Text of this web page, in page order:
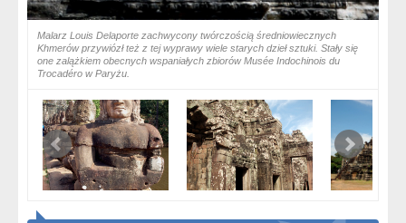
Malarz Louis Delaporte zachwycony twórczością średniowiecznych
Khmerów przywiózł też z tej wyprawy wiele starych dzieł sztuki. Stały się
one zalążkiem obecnych wspaniałych zbiorów Musée Indochinois du
Trocadéro w Paryżu.